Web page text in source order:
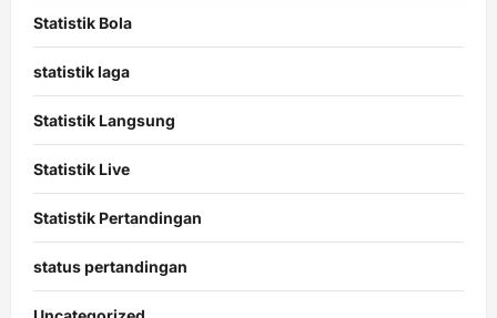
Statistik Bola
statistik laga
Statistik Langsung
Statistik Live
Statistik Pertandingan
status pertandingan